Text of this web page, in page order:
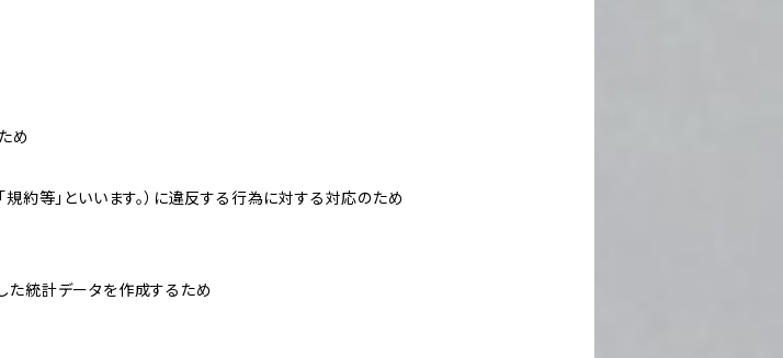
め
規約等」といいます。）に違反する行為に対する対応のため
た統計データを作成するため